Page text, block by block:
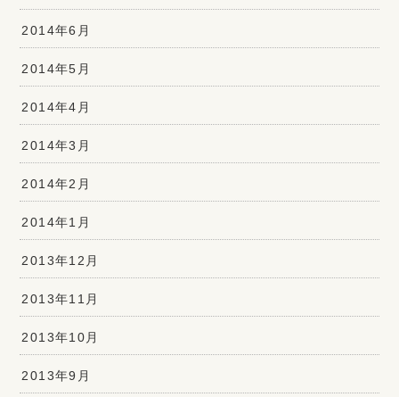
2014年6月
2014年5月
2014年4月
2014年3月
2014年2月
2014年1月
2013年12月
2013年11月
2013年10月
2013年9月